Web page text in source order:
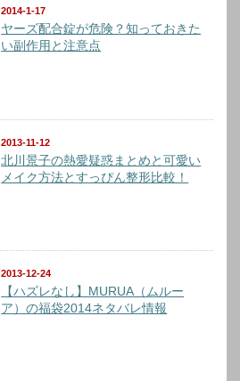
2014-1-17
ヤーズ配合錠が危険？知っておきた
い副作用と注意点
2013-11-12
北川景子の熱愛疑惑まとめと可愛い
メイク方法とすっぴん整形比較！
2013-12-24
【ハズレなし】MURUA（ムルー
ア）の福袋2014ネタバレ情報